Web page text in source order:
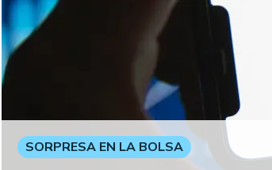
SORPRESA EN LA BOLSA